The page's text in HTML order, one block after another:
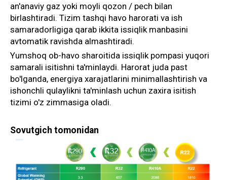
an'anaviy gaz yoki moyli qozon / pech bilan
birlashtiradi. Tizim tashqi havo harorati va ish
samaradorligiga qarab ikkita issiqlik manbasini
avtomatik ravishda almashtiradi.
Yumshoq ob-havo sharoitida issiqlik pompasi yuqori
samarali isitishni ta'minlaydi. Harorat juda past
bo'lganda, energiya xarajatlarini minimallashtirish va
ishonchli qulaylikni ta'minlash uchun zaxira isitish
tizimi o'z zimmasiga oladi.
Sovutgich tomonidan